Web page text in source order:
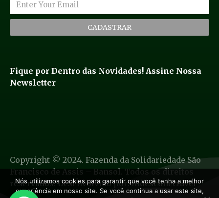
CADASTRAR
Fique por Dentro das Novidades! Assine Nossa
Newsletter
Copyright © 2024. Fazenda da Solidariedade São
Francisco de Assis – Bansol. Todos os direitos
reservados. Desenvolvido por:Indesconectável
Nós utilizamos cookies para garantir que você tenha a melhor
experiência em nosso site. Se você continua a usar este site,